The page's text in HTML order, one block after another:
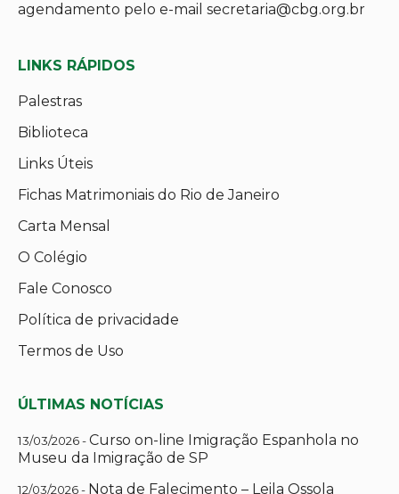
agendamento pelo e-mail secretaria@cbg.org.br
LINKS RÁPIDOS
Palestras
Biblioteca
Links Úteis
Fichas Matrimoniais do Rio de Janeiro
Carta Mensal
O Colégio
Fale Conosco
Política de privacidade
Termos de Uso
ÚLTIMAS NOTÍCIAS
13/03/2026 -Curso on-line Imigração Espanhola no
Museu da Imigração de SP
12/03/2026 - Nota de Falecimento – Leila Ossola